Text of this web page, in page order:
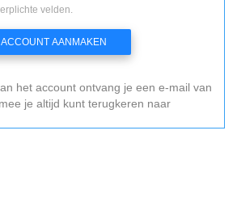
velden.
ACCOUNT AANMAKEN
het account ontvang je een e-mail van
je altijd kunt terugkeren naar